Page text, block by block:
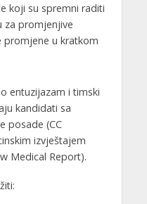
koji su spremni raditi
za promjenjive
u kratkom
entuzijazam i timski
kandidati sa
posade (CC
izvještajem
Medical Report).